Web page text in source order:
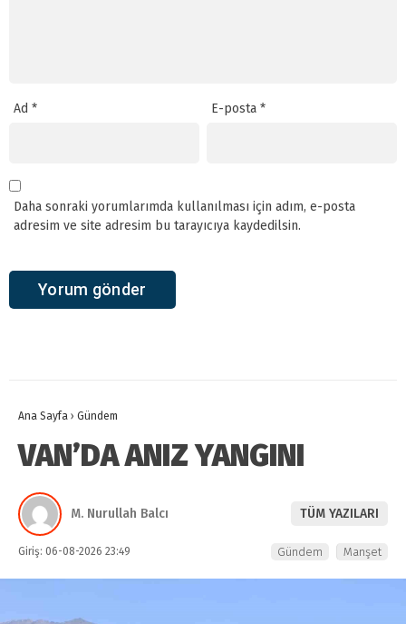
Ad * E-posta*
Daha sonraki yorumlarımda kullanılması için adım, e-posta
adresim ve site adresim bu tarayıcıya kaydedilsin.
Ana Sayfa › Gündem
VAN’DA ANIZ YANGINI
M. Nurullah Balcı TÜM YAZILARI
Giriş: 06-08-2026 23:49 Gündem Manşet